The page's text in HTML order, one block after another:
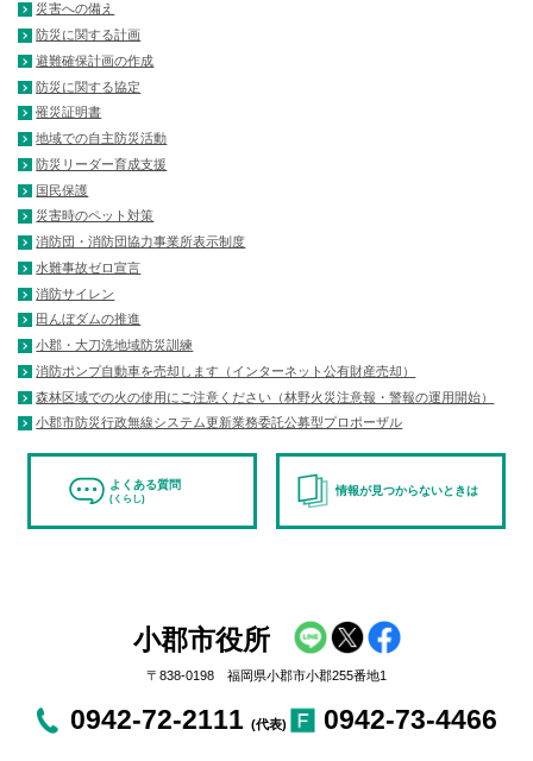
災害への備え
防災に関する計画
避難確保計画の作成
防災に関する協定
罹災証明書
地域での自主防災活動
防災リーダー育成支援
国民保護
災害時のペット対策
消防団・消防団協力事業所表示制度
水難事故ゼロ宣言
消防サイレン
田んぼダムの推進
小郡・大刀洗地域防災訓練
消防ポンプ自動車を売却します（インターネット公有財産売却）
森林区域での火の使用にご注意ください（林野火災注意報・警報の運用開始）
小郡市防災行政無線システム更新業務委託公募型プロポーザル
よくある質問
(くらし)
情報が見つからないときは
小郡市役所
〒838-0198 福岡県小郡市小郡255番地1
0942-72-2111 (代表) 0942-73-4466